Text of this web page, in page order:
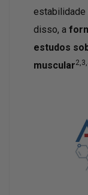
estabilidade
disso, a
estudos
muscular